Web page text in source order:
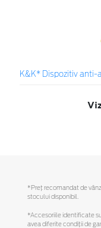
K&K* Dispozitiv anti-
*Preţ recomandat de
stocului disponibil.
*Accesoriile identificate
avea diferite condiții de